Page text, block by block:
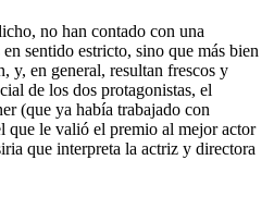
no han contado con una
sentido estricto, sino que más bien
y, en general, resultan frescos y
de los dos protagonistas, el
(que ya había trabajado con
que le valió el premio al mejor actor
que interpreta la actriz y directora